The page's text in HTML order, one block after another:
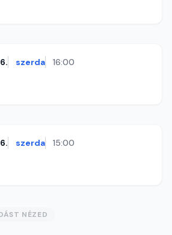
szerda 16:00
szerda 15:00
NÉZED